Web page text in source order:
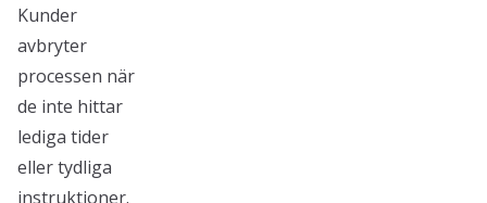
Kunder
avbryter
processen när
de inte hittar
lediga tider
eller tydliga
instruktioner.